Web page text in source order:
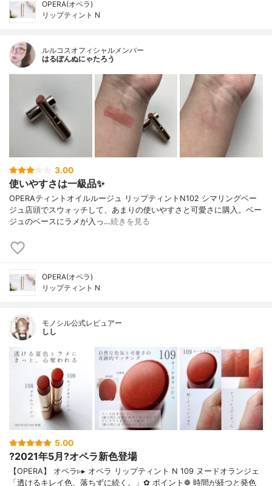
OPERA(オペラ)
リップティント N
ルルコスオフィシャルメンバー
はるぽんぬにゃたろう
3.00
使いやすさは一級品✨
OPERAティントオイルルージュ リップティントN102 シマリングベー
ジュ店頭でスウォッチして、あまりの使いやすさと可愛さに購入。ベー
ジュのベースにラメが入っ…続きを見る
OPERA(オペラ)
リップティント N
モノシル公式レビュアー
しし
5.00
?2021年5月?オペラ新色登場
【OPERA】 オペラ▹▸ オペラ リップティント N 109 ヌードオランジェ
「透けるキレイ色、落ちずに続く。」✿ ポイント❁︎ 時間が経つと発色